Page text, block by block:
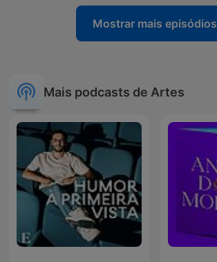
Mostrar mais episódios
Mais podcasts de Artes